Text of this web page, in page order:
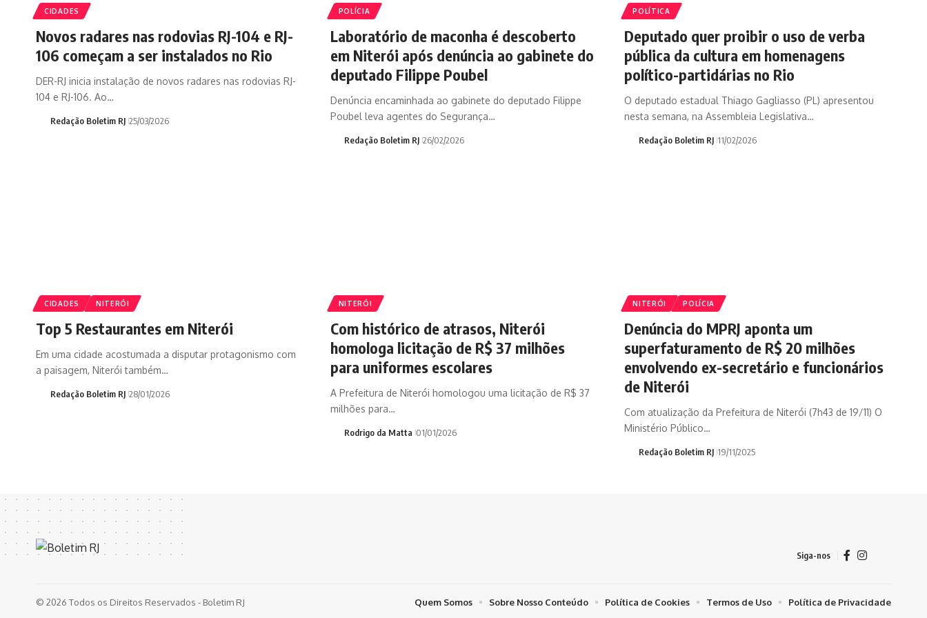
CIDADES
Novos radares nas rodovias RJ-104 e RJ-
106 começam a ser instalados no Rio
DER-RJ inicia instalação de novos radares nas rodovias RJ-
104 e RJ-106. Ao…
Redação Boletim RJ 25/03/2026
POLÍCIA
Laboratório de maconha é descoberto
em Niterói após denúncia ao gabinete do
deputado Filippe Poubel
Denúncia encaminhada ao gabinete do deputado Filippe
Poubel leva agentes do Segurança…
Redação Boletim RJ 26/02/2026
POLÍTICA
Deputado quer proibir o uso de verba
pública da cultura em homenagens
político-partidárias no Rio
O deputado estadual Thiago Gagliasso (PL) apresentou
nesta semana, na Assembleia Legislativa…
Redação Boletim RJ 11/02/2026
CIDADES NITERÓI
Top 5 Restaurantes em Niterói
Em uma cidade acostumada a disputar protagonismo com
a paisagem, Niterói também…
Redação Boletim RJ 28/01/2026
NITERÓI
Com histórico de atrasos, Niterói
homologa licitação de R$ 37 milhões
para uniformes escolares
A Prefeitura de Niterói homologou uma licitação de R$ 37
milhões para…
Rodrigo da Matta 01/01/2026
NITERÓI POLÍCIA
Denúncia do MPRJ aponta um
superfaturamento de R$ 20 milhões
envolvendo ex-secretário e funcionários
de Niterói
Com atualização da Prefeitura de Niterói (7h43 de 19/11) O
Ministério Público…
Redação Boletim RJ 19/11/2025
Siga-nos
© 2026 Todos os Direitos Reservados - Boletim RJ Quem Somos Sobre Nosso Conteúdo Política de Cookies Termos de Uso Política de Privacidade